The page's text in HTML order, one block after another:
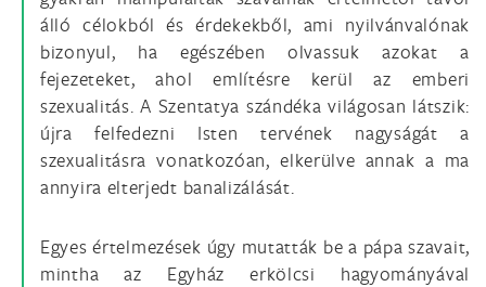
álló célokból és érdekekből, ami nyilvánvalónak
bizonyul, ha egészében olvassuk azokat a
fejezeteket, ahol említésre kerül az emberi
szexualitás. A Szentatya szándéka világosan látszik:
újra felfedezni Isten tervének nagyságát a
szexualitásra vonatkozóan, elkerülve annak a ma
annyira elterjedt banalizálását.
Egyes értelmezések úgy mutatták be a pápa szavait,
mintha az Egyház erkölcsi hagyományával